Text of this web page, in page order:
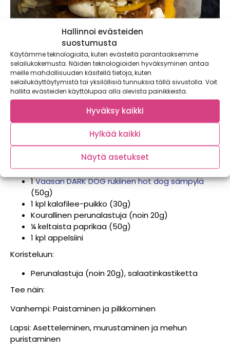
Hallinnoi evästeiden
suostumusta
Käytämme teknologioita, kuten evästeitä parantaaksemme
selailukokemusta. Näiden teknologioiden hyväksyminen antaa
meille mahdollisuuden käsitellä tietoja, kuten
selailukäyttäytymistä tai yksilöllisiä tunnuksia tällä sivustolla. Voit
hallita evästeiden käyttölupaa alla olevista painikkeista.
Hyväksy kaikki
Hylkää kaikki
Näytä asetukset
FISH DOG
1Vaasan DARK DOG rukiinen hot dog sämpylä
(50g)
1 kpl kalafilee-puikko (30g)
Kourallinen perunalastuja (noin 20g)
¼ keltaista paprikaa (50g)
1 kpl appelsiini
Koristeluun:
Perunalastuja (noin 20g), salaatinkastiketta
Tee näin:
Vanhempi: Paistaminen ja pilkkominen
Lapsi: Asetteleminen, murustaminen ja mehun
puristaminen